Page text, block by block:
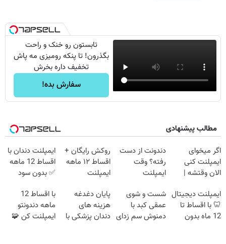
تابستون رو خنک و راحت
بگذرون! تا پنکه رومیزی مه پاش
تخفیف داره بخرش
سفارش بده!
مطالب پیشنهادی
اگر میخوای
ایمپلنت کنی
الان وقتشه |
میلیون تومان!!!
دندونت از دست
رفته؟ وقت
ایمپلنت
روکش رایگان +
اقساط ۱۲ ماهه
ایمپلنت
ایمپلنت دندان با
اقساط 12 ماهه
✅ بدون سود
ایمپلنت دیجیتال
🦷 با اقساط تا
12 ماه بدون
شست و شوی
عمقی کبد با
دمنوش سم زدای
پایان دغدغه
هزینه های
دندان پزشکی با
با اقساط 12
ماهه دندونتو
ایمپلنت کن 🧩